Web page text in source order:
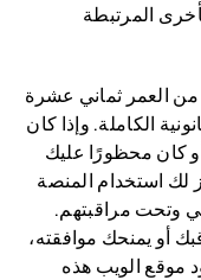
المرتبطة
من العمر ثماني عشرة
الكاملة. وإذا كان
عشرة (18) سنة، أو كان محظورًا عليك
لك استخدام المنصة
وتحت مراقبتهم.
أو يمنحك موافقته،
موقع الويب هذه